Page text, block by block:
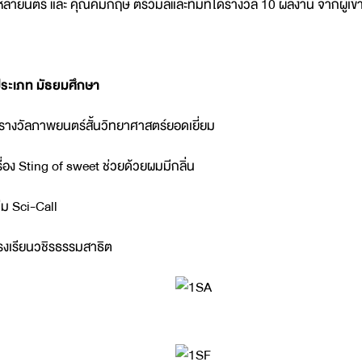
ล่ายนตร์ และ คุณคมกฤษ ตรีวิมลและทีมที่ได้รางวัล 10 ผลงาน จากผู้เข้
ะเภท มัธยมศึกษา
างวัลภาพยนตร์สั้นวิทยาศาสตร์ยอดเยี่ยม
อง Sting of sweet ช่วยด้วยผมมีกลิ่น
Sci-Call
งเรียนวชิรธรรมสาธิต